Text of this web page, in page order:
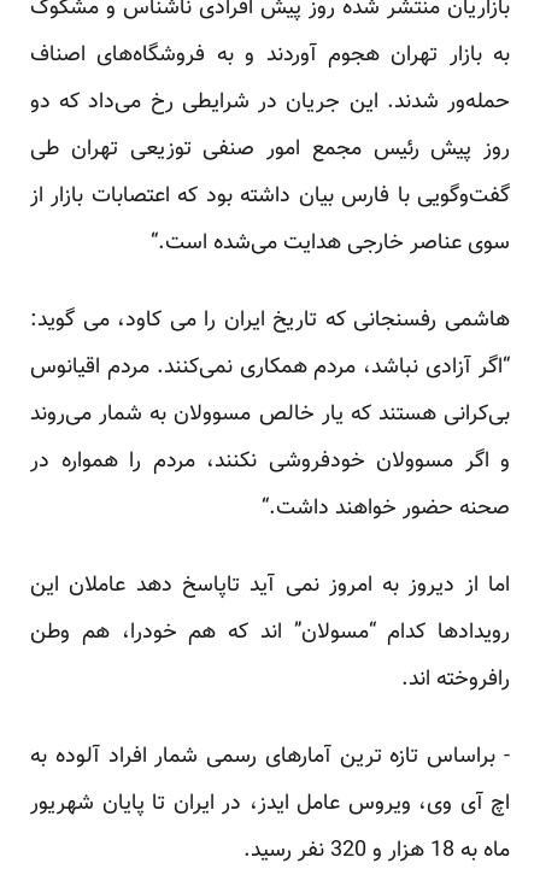
‏بازاریان منتشر شده روز پیش افرادی ناشناس و مشکوک
به بازار تهران هجوم آوردند و به فروشگاه‌های اصناف
‏حمله‌ور شدند. این جریان در شرایطی رخ می‌داد که دو
روز پیش رئیس مجمع امور صنفی توزیعی تهران طی
‏گفت‌وگویی با فارس بیان داشته بود که اعتصابات بازار از
سوی عناصر خارجی هدایت می‌شده است.“‏
هاشمی رفسنجانی که تاریخ ایران را می کاود، می گوید:
“اگر آزادی نباشد، مردم همکاری نمی‌‏کنند. مردم اقیانوس
‏بی‌‏کرانی هستند که یار خالص مسوولان به شمار می‌‏روند
و اگر مسوولان خودفروشی نکنند، مردم را همواره در
صحنه ‏حضور خواهند داشت.“‏
اما از دیروز به امروز نمی آید تاپاسخ دهد عاملان این
رویدادها کدام “مسولان” اند که هم خودرا، هم وطن
رافروخته ‏اند.‏
‏- براساس تازه ترین آمارهای رسمی شمار افراد آلوده به
اچ آی وی، ویروس عامل ایدز، در ایران تا پایان شهریور
ماه ‏به 18 هزار و 320 نفر رسید.‏